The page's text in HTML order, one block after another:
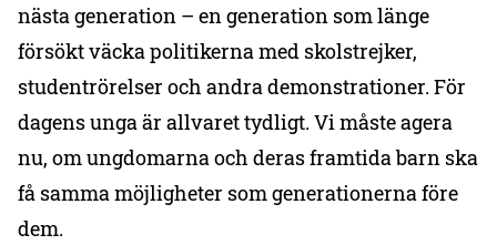
nästa generation – en generation som länge
försökt väcka politikerna med skolstrejker,
studentrörelser och andra demonstrationer. För
dagens unga är allvaret tydligt. Vi måste agera
nu, om ungdomarna och deras framtida barn ska
få samma möjligheter som generationerna före
dem.